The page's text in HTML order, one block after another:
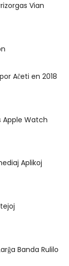
Vian
Aĉeti en 2018
Apple Watch
Aplikoj
Banda Rulilo